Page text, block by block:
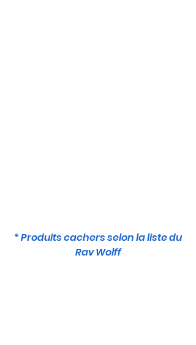
* Produits cachers selon la liste du
Rav Wolff